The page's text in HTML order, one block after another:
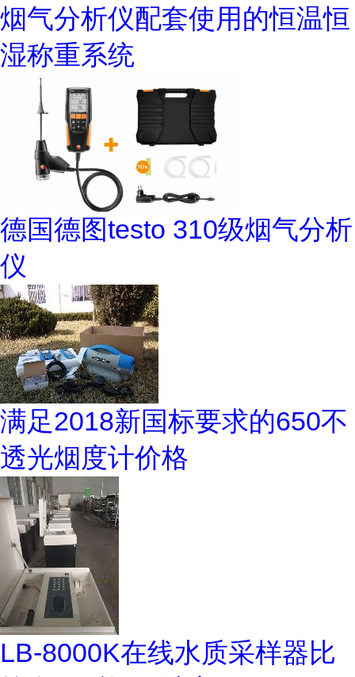
烟气分析仪配套使用的恒温恒
湿称重系统
德国德图testo 310级烟气分析
仪
满足2018新国标要求的650不
透光烟度计价格
LB-8000K在线水质采样器比